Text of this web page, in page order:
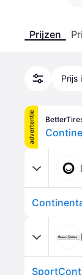
Prijzen
Prijs
advertentie